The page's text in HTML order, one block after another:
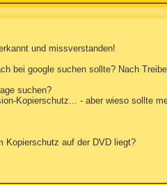
und missverstanden!
bei google suchen sollte? Nach
suchen?
Kopierschutz... - aber wieso sollte
Kopierschutz auf der DVD liegt?